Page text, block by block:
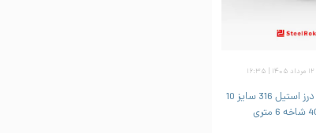
لوله صنعتی بدون درز استیل 316 سایز 10